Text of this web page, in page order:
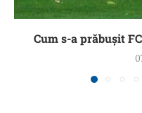
Cum s-a prăbușit